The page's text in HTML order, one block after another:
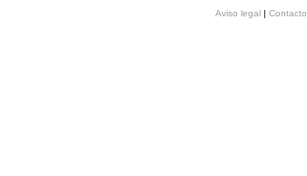
Aviso legal | Contacto